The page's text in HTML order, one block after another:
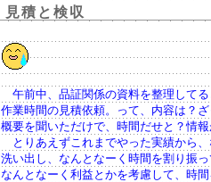
見積と検収
午前中、品証関係の資料を整理して
作業時間の見積依頼。って、内容は？
概要を聞いただけで、時間だせと？情報
とりあえずこれまでやった実績から
洗い出し、なんとなーく時間を割り振っ
なんとなーく利益とかを考慮して、時